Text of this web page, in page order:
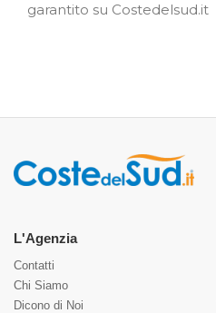
garantito su Costedelsud.it
L'Agenzia
Contatti
Chi Siamo
Dicono di Noi